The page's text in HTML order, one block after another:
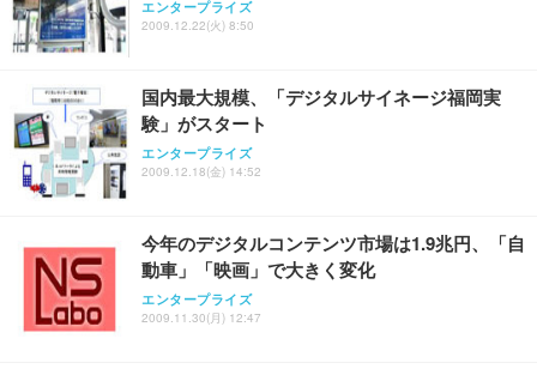
エンタープライズ
2009.12.22(火) 8:50
国内最大規模、「デジタルサイネージ福岡実
験」がスタート
エンタープライズ
2009.12.18(金) 14:52
今年のデジタルコンテンツ市場は1.9兆円、「自
動車」「映画」で大きく変化
エンタープライズ
2009.11.30(月) 12:47